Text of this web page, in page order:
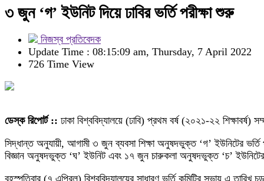
৩ জুন ‘গ’ ইউনিট দিয়ে ঢাবির ভর্তি পরীক্ষা শুরু
নিজস্ব প্রতিবেদক
Update Time : 08:15:09 am, Thursday, 7 April 2022
726 Time View
ডেস্ক রিপোর্ট :: ঢাকা বিশ্ববিদ্যালয়ে (ঢাবি) প্রথম বর্ষ (২০২১-২২ শিক্ষাবর্ষ)
সিদ্ধান্ত অনুযায়ী, আগামী ৩ জুন ব্যবসা শিক্ষা অনুষদভুক্ত ‘গ’ ইউনিটের
বিজ্ঞান অনুষদভুক্ত ‘ঘ’ ইউনিট এবং ১৭ জুন চারুকলা অনুষদভুক্ত ‘চ’ ইউনিটের
বৃহস্পতিবার (৭ এপ্রিল) বিশ্ববিদ্যালয়ের সাধারণ ভর্তি কমিটির সভায় এ তারিখ